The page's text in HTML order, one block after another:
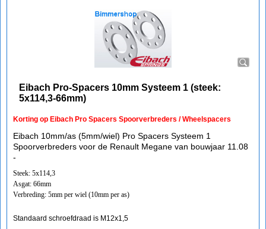
Eibach Pro-Spacers 10mm Systeem 1 (steek:
5x114,3-66mm)
Korting op Eibach Pro Spacers Spoorverbreders / Wheelspacers
Eibach 10mm/as (5mm/wiel) Pro Spacers Systeem 1
Spoorverbreders voor de Renault Megane van bouwjaar 11.08
-
Steek: 5x114,3
Asgat: 66mm
Verbreding: 5mm per wiel (10mm per as)
Standaard schroefdraad is M12x1,5